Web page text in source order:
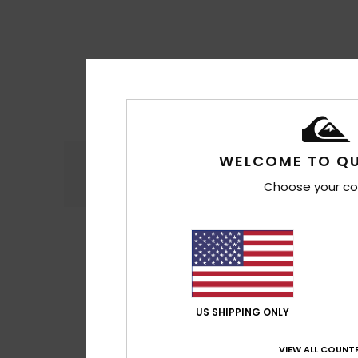
Comodidad
John8. mayo 2026
Tengo varios
Mostrar original -
Comodidad
Recomiendo
WELCOME TO
Choose your
US SHIPPING ONLY
VIEW ALL